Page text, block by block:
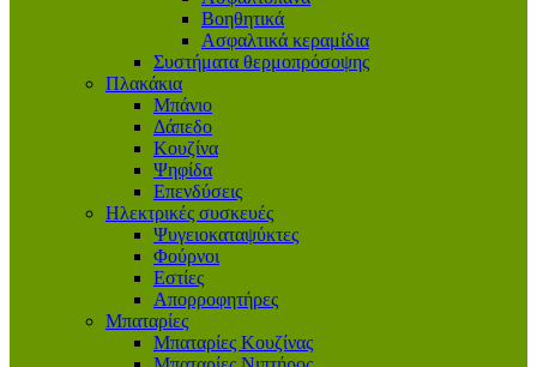
Βοηθητικά
Ασφαλτικά κεραμίδια
Συστήματα θερμοπρόσοψης
Πλακάκια
Μπάνιο
Δάπεδο
Κουζίνα
Ψηφίδα
Επενδύσεις
Ηλεκτρικές συσκευές
Ψυγειοκαταψύκτες
Φούρνοι
Εστίες
Απορροφητήρες
Μπαταρίες
Μπαταρίες Κουζίνας